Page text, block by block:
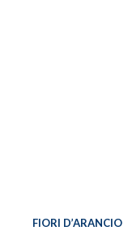
FIORI D’ARANCIO